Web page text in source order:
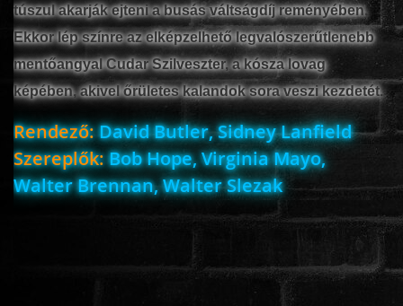
Frissítve: 2026.07.27|Fel ↑
túszul akarják ejteni a busás váltságdíj reményében.
Ekkor lép színre az elképzelhető legvalószerűtlenebb
mentőangyal Cudar Szilveszter, a kósza lovag
képében, akivel őrületes kalandok sora veszi kezdetét.
Rendező:David Butler, Sidney Lanfield
Szereplők:Bob Hope, Virginia Mayo,
Walter Brennan, Walter Slezak